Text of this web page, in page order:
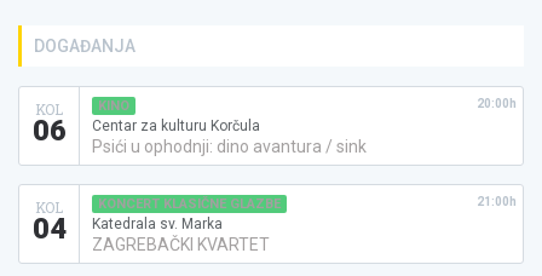
DOGAĐANJA
KOL
06
KINO
Centar za kulturu Korčula
Psići u ophodnji: dino avantura / sink
20:00h
KOL
04
KONCERT KLASIČNE GLAZBE
Katedrala sv. Marka
ZAGREBAČKI KVARTET
21:00h